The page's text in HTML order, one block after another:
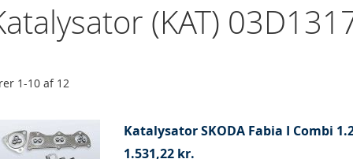
(KAT)
1-10 af 12
Katalysator SKODA Fabia I Combi
1.531,22 kr.